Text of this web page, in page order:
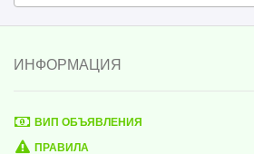
ИНФОРМАЦИЯ
ВИП ОБЪЯВЛЕНИЯ
ПРАВИЛА